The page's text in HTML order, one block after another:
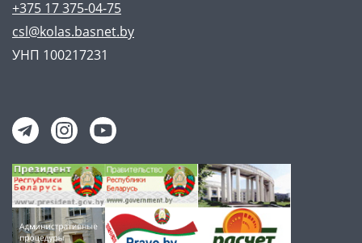
+375 17 375-04-75
csl@kolas.basnet.by
УНП 100217231